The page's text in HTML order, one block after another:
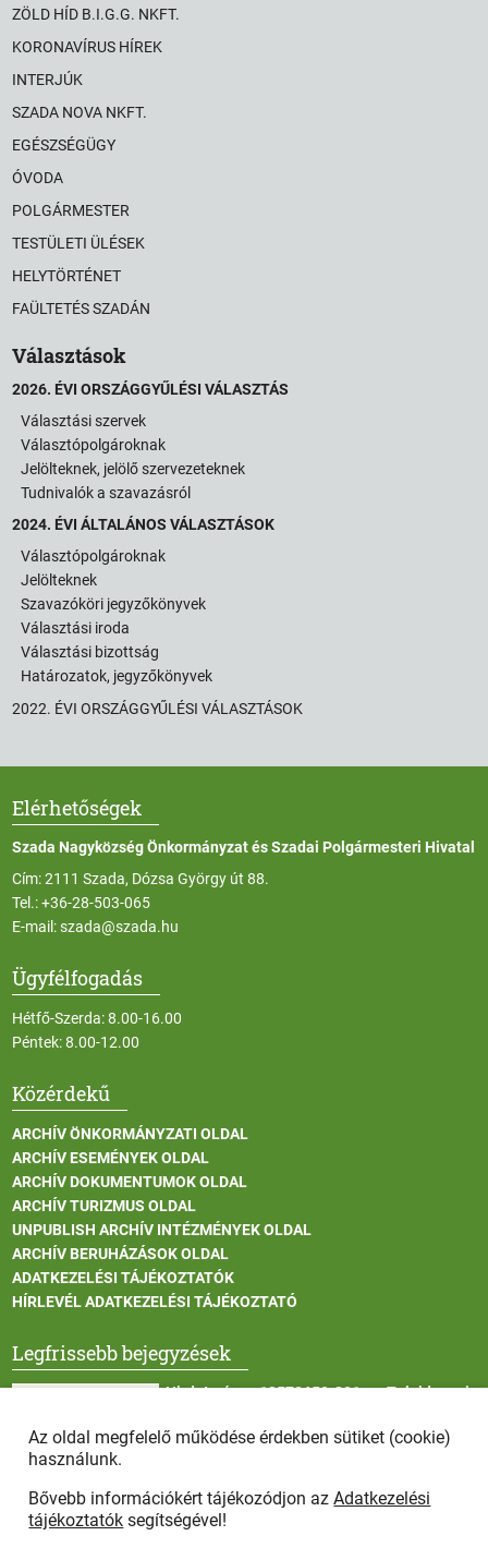
ZÖLD HÍD B.I.G.G. NKFT.
KORONAVÍRUS HÍREK
INTERJÚK
SZADA NOVA NKFT.
EGÉSZSÉGÜGY
ÓVODA
POLGÁRMESTER
TESTÜLETI ÜLÉSEK
HELYTÖRTÉNET
FAÜLTETÉS SZADÁN
Választások
2026. ÉVI ORSZÁGGYŰLÉSI VÁLASZTÁS
Választási szervek
Választópolgároknak
Jelölteknek, jelölő szervezeteknek
Tudnivalók a szavazásról
2024. ÉVI ÁLTALÁNOS VÁLASZTÁSOK
Választópolgároknak
Jelölteknek
Szavazóköri jegyzőkönyvek
Választási iroda
Választási bizottság
Határozatok, jegyzőkönyvek
2022. ÉVI ORSZÁGGYŰLÉSI VÁLASZTÁSOK
Elérhetőségek
Szada Nagyközség Önkormányzat és Szadai Polgármesteri Hivatal
Cím: 2111 Szada, Dózsa György út 88.
Tel.:+36-28-503-065
E-mail:szada@szada.hu
Ügyfélfogadás
Hétfő-Szerda: 8.00-16.00
Péntek: 8.00-12.00
Közérdekű
ARCHÍV ÖNKORMÁNYZATI OLDAL
ARCHÍV ESEMÉNYEK OLDAL
ARCHÍV DOKUMENTUMOK OLDAL
ARCHÍV TURIZMUS OLDAL
UNPUBLISH ARCHÍV INTÉZMÉNYEK OLDAL
ARCHÍV BERUHÁZÁSOK OLDAL
ADATKEZELÉSI TÁJÉKOZTATÓK
HÍRLEVÉL ADATKEZELÉSI TÁJÉKOZTATÓ
Legfrissebb bejegyzések
Hirdetmény - 13572650-301 sz. Tulajdonosi
II. fokú hőségriasztás
Az oldal megfelelő működése érdekben sütiket (cookie)
használunk.
Bővebb információkért tájékozódjon azAdatkezelési
tájékoztatók segítségével!